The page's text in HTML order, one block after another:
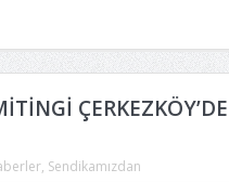
ÇERKEZKÖY’DE
, Sendikamızdan